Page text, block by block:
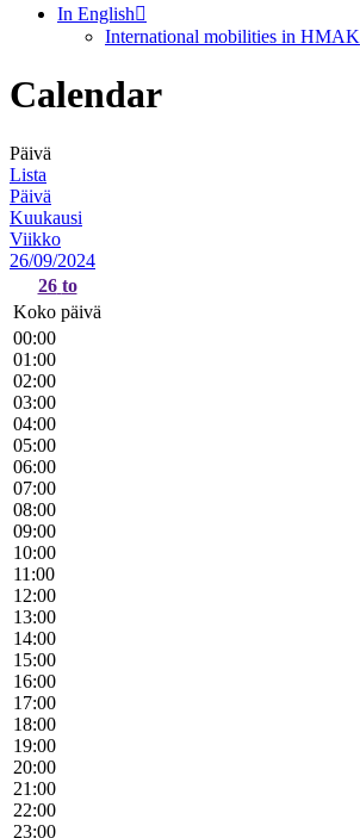
In English
International mobilities in HMAK
Calendar
Päivä
Lista
Päivä
Kuukausi
Viikko
26/09/2024
26 to
Koko päivä
00:00
01:00
02:00
03:00
04:00
05:00
06:00
07:00
08:00
09:00
10:00
11:00
12:00
13:00
14:00
15:00
16:00
17:00
18:00
19:00
20:00
21:00
22:00
23:00